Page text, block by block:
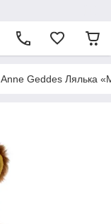
Anne Geddes Лялька